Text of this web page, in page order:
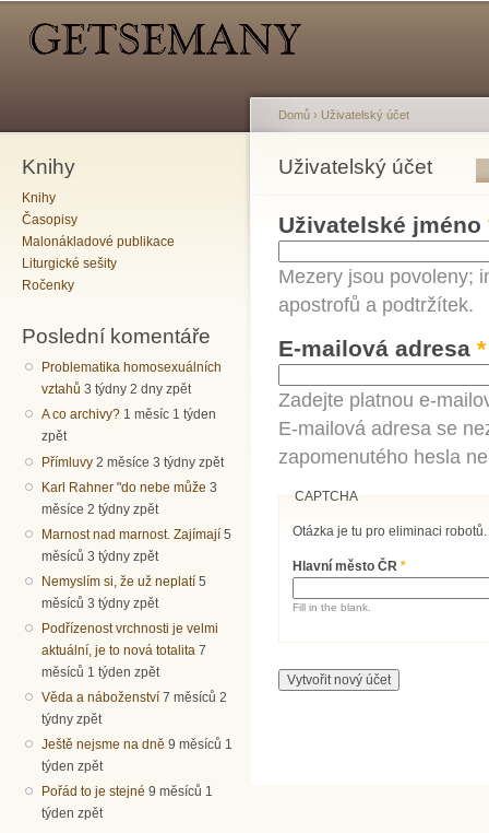
Knihy
Knihy
Časopisy
Malonákladové publikace
Liturgické sešity
Ročenky
Poslední komentáře
Problematika homosexuálních
vztahů 3 týdny 2 dny zpět
A co archivy? 1 měsíc 1 týden
zpět
Přímluvy 2 měsíce 3 týdny zpět
Karl Rahner "do nebe může 3
měsíce 2 týdny zpět
Marnost nad marnost. Zajímají 5
měsíců 3 týdny zpět
Nemyslím si, že už neplatí 5
měsíců 3 týdny zpět
Podřízenost vrchnosti je velmi
aktuální, je to nová totalita 7
měsíců 1 týden zpět
Věda a náboženství 7 měsíců 2
týdny zpět
Ještě nejsme na dně 9 měsíců 1
týden zpět
Pořád to je stejné 9 měsíců 1
týden zpět
Jste zde
Domů › Uživatelský účet
Uživatelský účet
Hlavní záložky
Uživatelské jméno
Mezery jsou povoleny;
apostrofů a podtržítek.
E-mailová adresa *
Zadejte platnou e-
E-mailová adresa se
zapomenutého hesla
CAPTCHA
Otázka je tu pro eliminaci robotů.
Hlavní město ČR*
Fill in the blank.